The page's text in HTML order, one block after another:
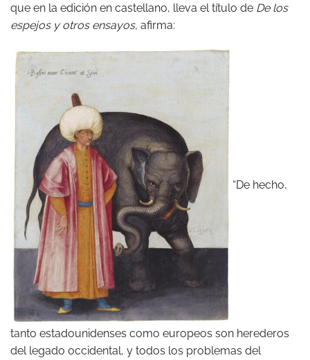
que en la edición en castellano, lleva el título de De los
espejos y otros ensayos, afirma:
“De hecho,
tanto estadounidenses como europeos son herederos
del legado occidental, y todos los problemas del